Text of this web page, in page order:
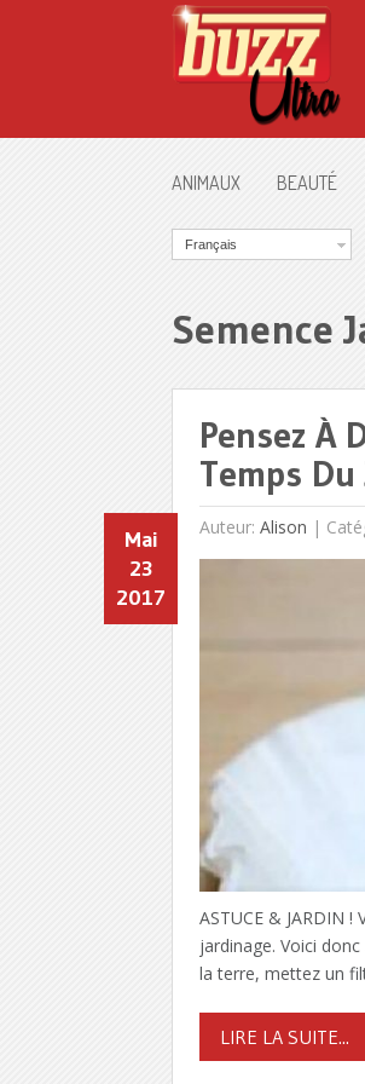
ANIMAUX BEAUTÉ
Français
Semence
Pensez À
Temps
Auteur: Alison |
Mai
23
2017
ASTUCE & JARDIN
jardinage. Voici
la terre, mettez un
LIRE LA SUITE...